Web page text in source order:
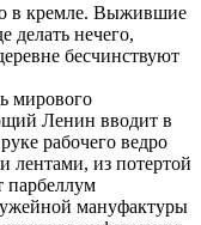
в кремле. Выжившие
делать нечего,
бесчинствуют
мирового
Ленин вводит в
рабочего ведро
лентами, из потертой
парбеллум
мануфактуры